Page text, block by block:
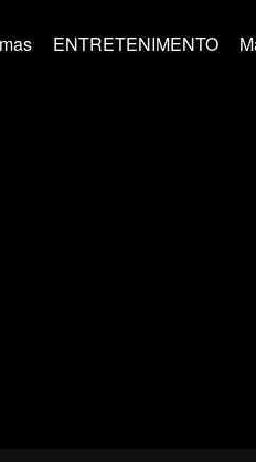
ENTRETENIMENTO